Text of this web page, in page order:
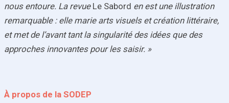
nous entoure. La revue Le Sabord en est une illustration
remarquable : elle marie arts visuels et création littéraire,
et metde l’avant tant la singularité des idées que des
approches innovantes pour les saisir. »
À propos de la SODEP